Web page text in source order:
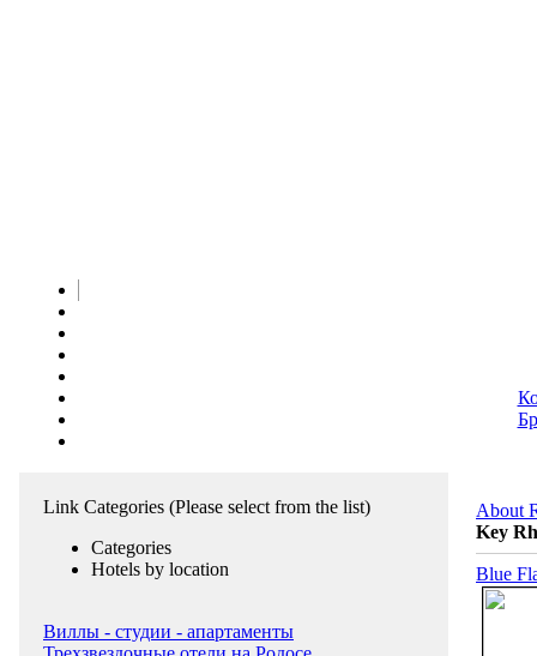
Link Categories (Please select from the list)
Categories
Hotels by location
Виллы - студии - апартаменты
About
Key
Blue